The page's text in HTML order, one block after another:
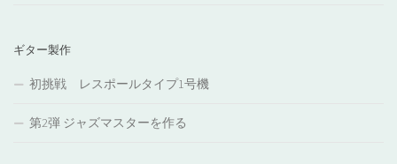
ギター製作
初挑戦 レスポールタイプ1号機
第2弾 ジャズマスターを作る